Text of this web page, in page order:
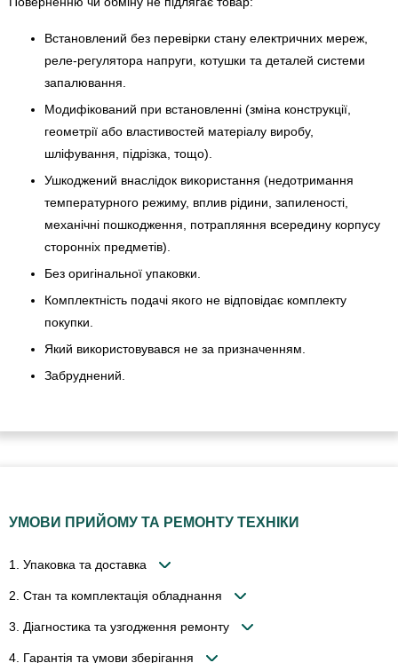
Встановлений без перевірки стану електричних мереж,
реле-регулято­ра напруги, котушки та деталей системи
запалювання.
Модифікований при встановленні (зміна конструкції,
геометрії або властивостей матеріалу виробу,
шліфування, підрізка, тощо).
Ушкоджений внаслідок використання (недотримання
температурного режиму, вплив рідини, запиленості,
механічні пошкодження, потрапляння всередину корпусу
сторонніх предметів).
Без оригінальної упаковки.
Комплектність подачі якого не відповідає комплекту
покупки.
Який використовувався не за призначенням.
Забруднений.
УМОВИ ПРИЙОМУ ТА РЕМОНТУ ТЕХНІКИ
1. Упаковка та доставка
2. Стан та комплектація обладнання
3. Діагностика та узгодження ремонту
4. Гарантія та умови зберігання